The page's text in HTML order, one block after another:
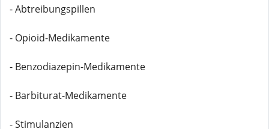
- Abtreibungspillen
- Opioid-Medikamente
- Benzodiazepin-Medikamente
- Barbiturat-Medikamente
- Stimulanzien